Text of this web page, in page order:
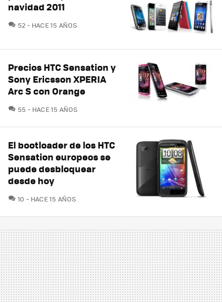
navidad 2011
52 COMENTARIOS
HACE 15 AÑOS
Precios HTC Sensation y
Sony Ericsson XPERIA
Arc S con Orange
55 COMENTARIOS
HACE 15 AÑOS
El bootloader de los HTC
Sensation europeos se
puede desbloquear
desde hoy
10 COMENTARIOS
HACE 15 AÑOS